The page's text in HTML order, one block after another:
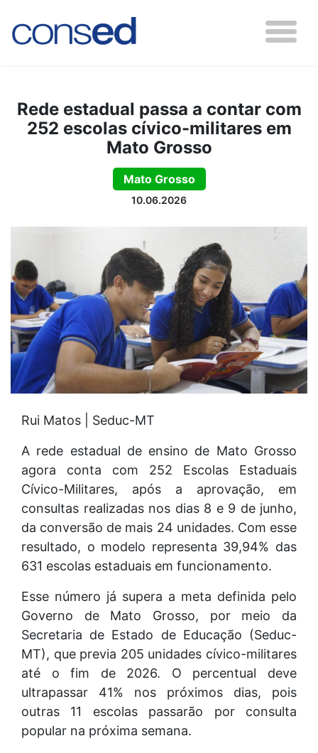
Rede estadual passa a contar com
252 escolas cívico-militares em
Mato Grosso
Mato Grosso
10.06.2026
Rui Matos | Seduc-MT
A rede estadual de ensino de Mato Grosso
agora conta com 252 Escolas Estaduais
Cívico-Militares, após a aprovação, em
consultas realizadas nos dias 8 e 9 de junho,
da conversão de mais 24 unidades. Com esse
resultado, o modelo representa 39,94% das
631 escolas estaduais em funcionamento.
Esse número já supera a meta definida pelo
Governo de Mato Grosso, por meio da
Secretaria de Estado de Educação (Seduc-
MT), que previa 205 unidades cívico-militares
até o fim de 2026. O percentual deve
ultrapassar 41% nos próximos dias, pois
outras 11 escolas passarão por consulta
popular na próxima semana.